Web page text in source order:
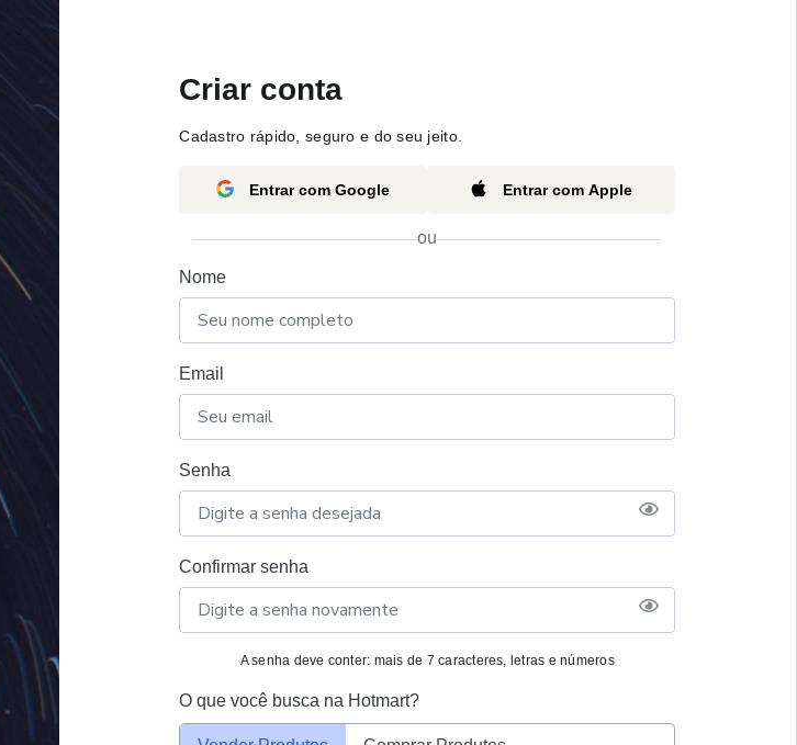
Criar conta
Cadastro rápido, seguro e do seu jeito.
Entrar com Google Entrar com Apple
ou
Nome
Email
Senha
Confirmar senha
A senha deve conter: mais de 7 caracteres, letras e números
O que você busca na Hotmart?